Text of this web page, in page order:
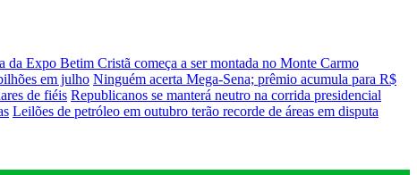
da Expo Betim Cristã começa a ser montada no Monte Carmo
em julho Ninguém acerta Mega-Sena; prêmio acumula para R$
de fiéis Republicanos se manterá neutro na corrida presidencial
Leilões de petróleo em outubro terão recorde de áreas em disputa